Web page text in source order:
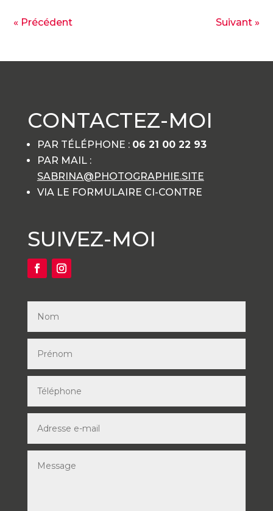
« Précédent Suivant »
CONTACTEZ-MOI
PAR TÉLÉPHONE : 06 21 00 22 93
PAR MAIL :
SABRINA@PHOTOGRAPHIE.SITE
VIA LE FORMULAIRE CI-CONTRE
SUIVEZ-MOI